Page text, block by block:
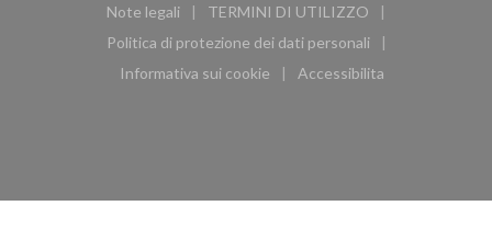
Note legali
((apre una nuova finestra))
TERMINI DI UTILIZZO
((apre una nuova finestra))
Politica di protezione dei dati personali
((apre una nuova finestra))
Informativa sui cookie
((apre una nuova finestra))
Accessibilita